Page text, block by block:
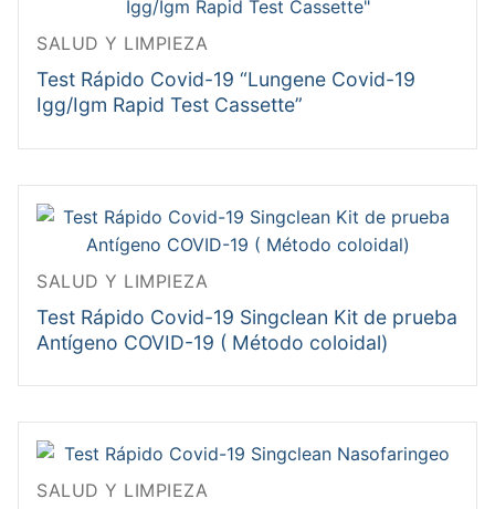
SALUD Y LIMPIEZA
Test Rápido Covid-19 “Lungene Covid-19
Igg/Igm Rapid Test Cassette”
SALUD Y LIMPIEZA
Test Rápido Covid-19 Singclean Kit de prueba
Antígeno COVID-19 ( Método coloidal)
SALUD Y LIMPIEZA